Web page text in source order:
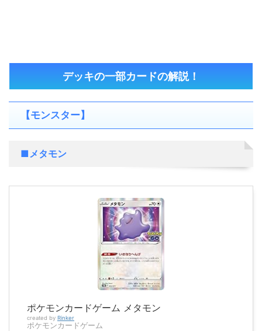
デッキの一部カードの解説！
【モンスター】
■メタモン
ポケモンカードゲーム メタモン
created by Rinker
ポケモンカードゲーム